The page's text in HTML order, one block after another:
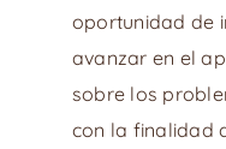
oportunidad de
avanzar en el
sobre los
con la finalidad